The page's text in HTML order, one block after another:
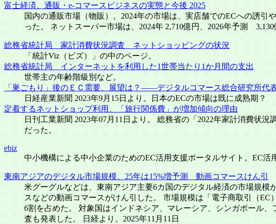
富士経済、通販・e-コマースビジネスの実態と今後 2025
国内の通販市場（物販）。2024年の市場は、実店舗でのECへの誘
った。 ネットスーパー市場は、2024年 2,710億円、2026年予測 3,130
総務省統計局 家計消費状況調査 ネットショッピングの状況
「統計Viz（ビズ）」の中のページ。
総務省統計局 インターネットを利用した1世帯当たり1か月間の支出
世帯主の年齢階級別など。
「巣ごもり」後のＥＣ需要、展望は？――デジタルコマース総合研究所代
日経産業新聞 2023年9月15日より。日本のECの市場は既に成熟期？
定着するネットショップ利用、「旅行関係費」が増加傾向の理由
日刊工業新聞 2023年07月11日より。 総務省の「2022年家計消費状
だった。
ebiz
中小機構による中小企業のためのEC活用支援ポータルサイト。EC活
東南アジアのデジタル市場規模、25年は15%増予測 動画コマースけん引
米グーグルなどは、東南アジア主要6カ国のデジタル経済の市場規模
スなどの動画コマースがけん引した。 市場規模は「電子商取引（
6割を占めた。 対象国はインドネシア、マレーシア、シンガポール
査も発表した。 日経より。2025年11月11日